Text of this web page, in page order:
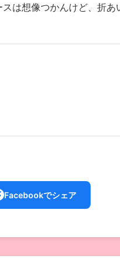
は想像つかんけど、折
Facebookでシェア